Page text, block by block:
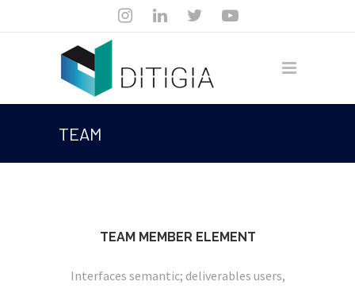
TEAM
TEAM MEMBER ELEMENT
Interfaces semantic; deliverables users,